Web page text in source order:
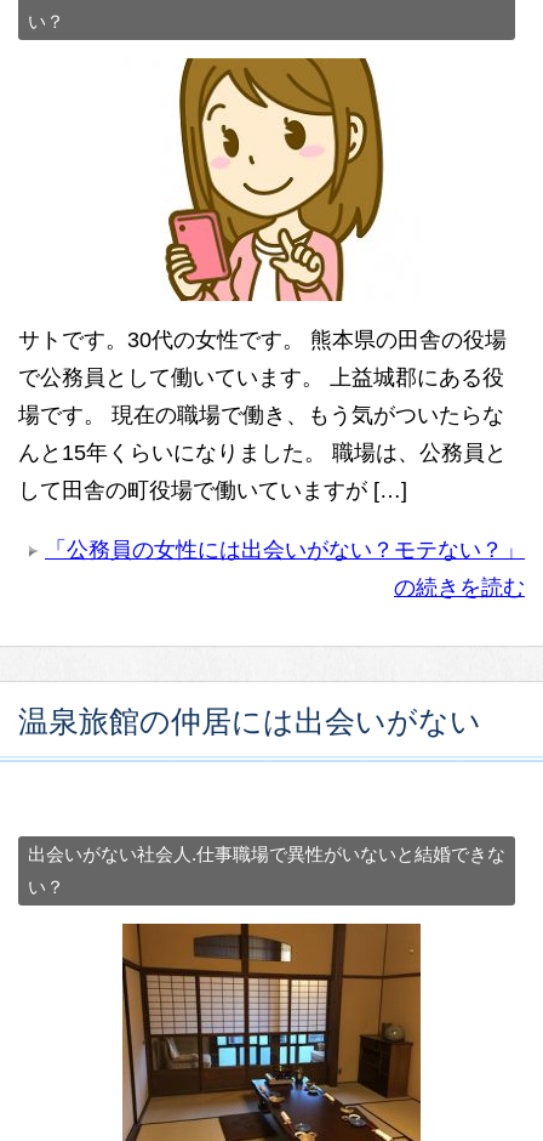
い？
サトです。30代の女性です。 熊本県の田舎の役場
で公務員として働いています。 上益城郡にある役
場です。 現在の職場で働き、もう気がついたらな
んと15年くらいになりました。 職場は、公務員と
して田舎の町役場で働いていますが […]
「公務員の女性には出会いがない？モテない？」
の続きを読む
温泉旅館の仲居には出会いがない
出会いがない社会人.仕事職場で異性がいないと結婚できな
い？